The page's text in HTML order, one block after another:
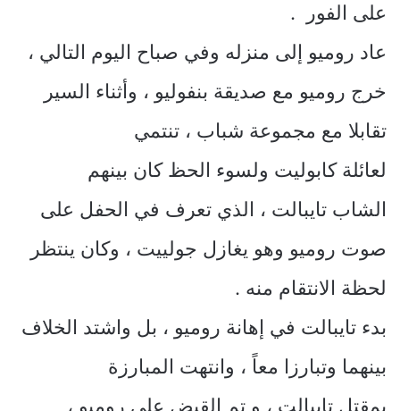
على الفور .
عاد روميو إلى منزله وفي صباح اليوم التالي ،
خرج روميو مع صديقة بنفوليو ، وأثناء السير
تقابلا مع مجموعة شباب ، تنتمي
لعائلة كابوليت ولسوء الحظ كان بينهم
الشاب تايبالت ، الذي تعرف في الحفل على
صوت روميو وهو يغازل جولييت ، وكان ينتظر
لحظة الانتقام منه .
بدء تايبالت في إهانة روميو ، بل واشتد الخلاف
بينهما وتبارزا معاً ، وانتهت المبارزة
بمقتل تايبالت ، و تم القبض على روميو ،